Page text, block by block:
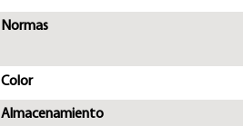
Normas
Color
Almacenamiento